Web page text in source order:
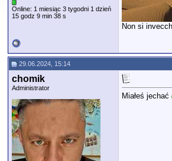
Online: 1 miesiąc 3 tygodni 1 dzień
15 godz 9 min 38 s
Non si
29.06.2024, 15:14
chomik
Administrator
Miałeś jechać